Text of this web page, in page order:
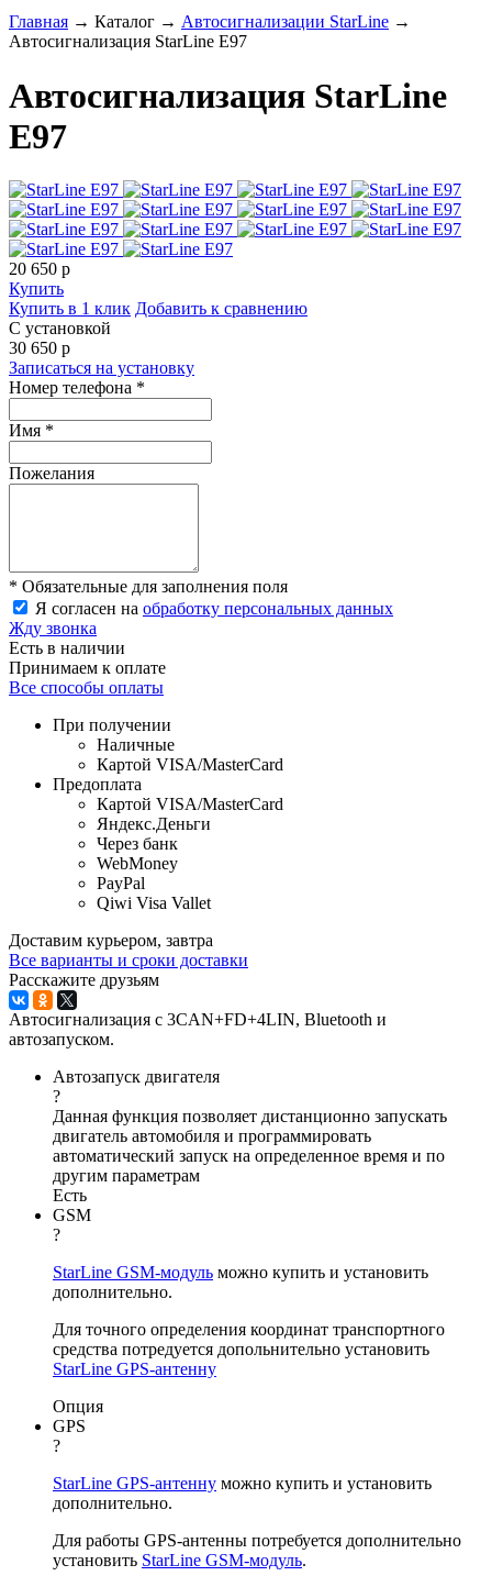
Главная → Каталог → Автосигнализации StarLine →
Автосигнализация StarLine E97
Автосигнализация StarLine
E97
20 650 p
Купить
Купить в 1 клик Добавить к сравнению
С установкой
30 650 p
Записаться на установку
Номер телефона *
Имя *
Пожелания
* Обязательные для заполнения поля
Я согласен на обработку персональных данных
Жду звонка
Есть в наличии
Принимаем к оплате
Все способы оплаты
При получении
Наличные
Картой VISA/MasterCard
Предоплата
Картой VISA/MasterCard
Яндекс.Деньги
Через банк
WebMoney
PayPal
Qiwi Visa Vallet
Доставим курьером, завтра
Все варианты и сроки доставки
Расскажите друзьям
Автосигнализация с 3CAN+FD+4LIN, Bluetooth и
автозапуском.
Автозапуск двигателя
?
Данная функция позволяет дистанционно запускать
двигатель автомобиля и программировать
автоматический запуск на определенное время и по
другим параметрам
Есть
GSM
?
StarLine GSM-модуль можно купить и установить
дополнительно.
Для точного определения координат транспортного
средства потредуется допольнительно установить
StarLine GPS-антенну
Опция
GPS
?
StarLine GPS-антенну можно купить и установить
дополнительно.
Для работы GPS-антенны потребуется дополнительно
установить StarLine GSM-модуль.